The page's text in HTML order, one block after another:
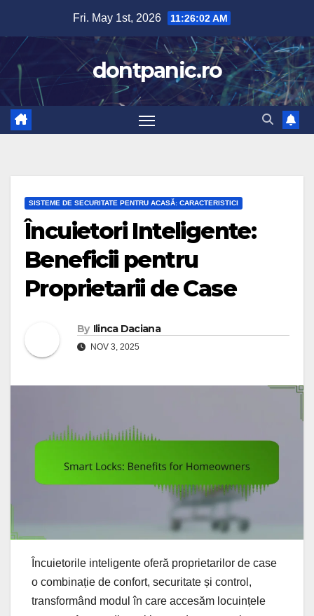
content
Fri. May 1st, 2026 11:26:03 AM
dontpanic.ro
SISTEME DE SECURITATE PENTRU ACASĂ: CARACTERISTICI
Încuietori Inteligente:
Beneficii pentru
Proprietarii de Case
By Ilinca Daciana
NOV 3, 2025
Încuietorile inteligente oferă proprietarilor de case
o combinație de confort, securitate și control,
transformând modul în care accesăm locuințele